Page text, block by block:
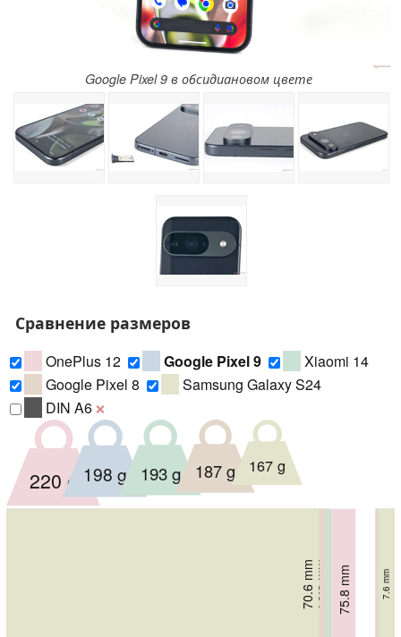
Google Pixel 9 в обсидиановом цвете
Сравнение размеров
OnePlus 12 Google Pixel 9
Xiaomi 14
Google Pixel 8
Samsung Galaxy S24
DIN A6 ❌
75.8 mm 9.2 mm
220 g
72 mm 8.5 mm
198 g
71.5 mm 8.2 mm
193 g
70.8 mm 8.9 mm
187 g
70.6 mm 7.6 mm
167 g